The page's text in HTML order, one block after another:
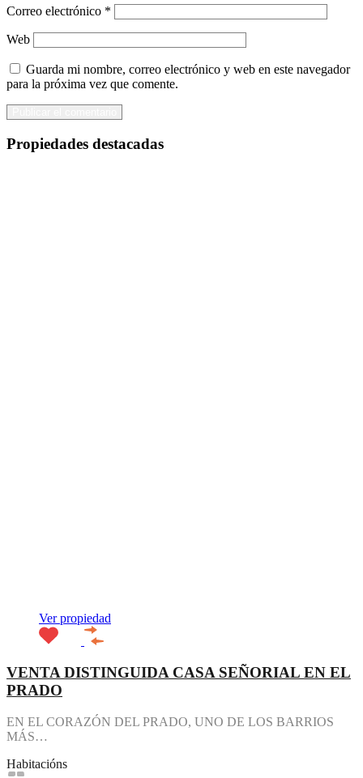
Correo electrónico *
Web
Guarda mi nombre, correo electrónico y web en este navegador
para la próxima vez que comente.
Propiedades destacadas
Ver propiedad
VENTA DISTINGUIDA CASA SEÑORIAL EN EL
PRADO
EN EL CORAZÓN DEL PRADO, UNO DE LOS BARRIOS
MÁS…
Habitacións